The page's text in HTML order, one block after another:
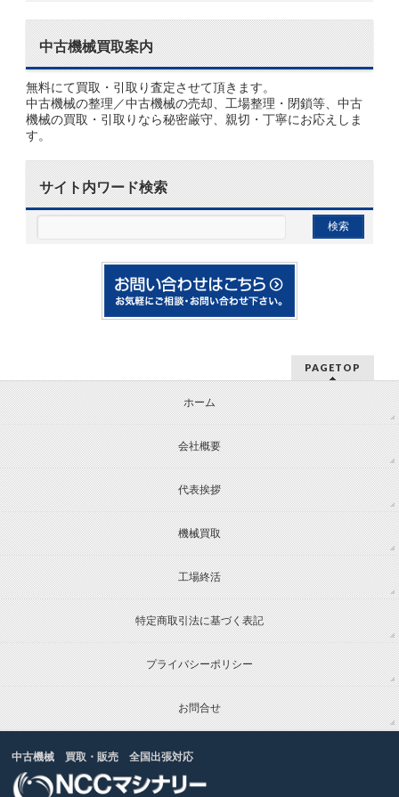
中古機械買取案内
無料にて買取・引取り査定させて頂きます。
中古機械の整理／中古機械の売却、工場整理・閉鎖等、中古
機械の買取・引取りなら秘密厳守、親切・丁寧にお応えしま
す。
サイト内ワード検索
PAGETOP
ホーム
会社概要
代表挨拶
機械買取
工場終活
特定商取引法に基づく表記
プライバシーポリシー
お問合せ
中古機械 買取・販売 全国出張対応